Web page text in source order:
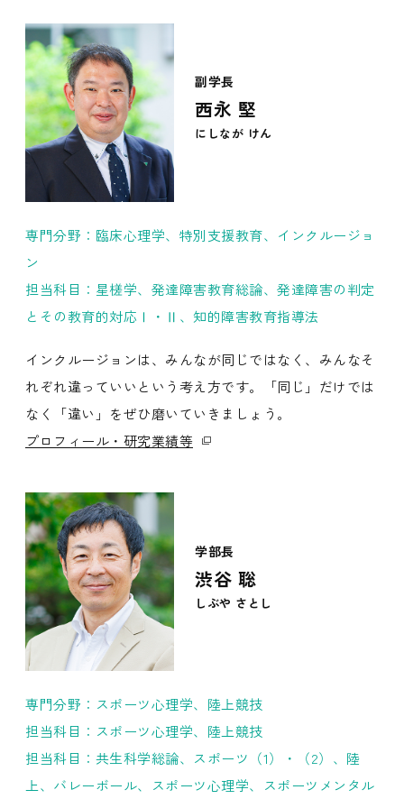
副学長
西永 堅
にしなが けん
専門分野：臨床心理学、特別支援教育、インクルージョ
ン
担当科目：星槎学、発達障害教育総論、発達障害の判定
とその教育的対応Ⅰ・Ⅱ、知的障害教育指導法
インクルージョンは、みんなが同じではなく、みんなそ
れぞれ違っていいという考え方です。「同じ」だけでは
なく「違い」をぜひ磨いていきましょう。
プロフィール・研究業績等
学部長
渋谷 聡
しぶや さとし
専門分野：スポーツ心理学、陸上競技
担当科目：スポーツ心理学、陸上競技
担当科目：共生科学総論、スポーツ（1）・（2）、陸
上、バレーボール、スポーツ心理学、スポーツメンタル